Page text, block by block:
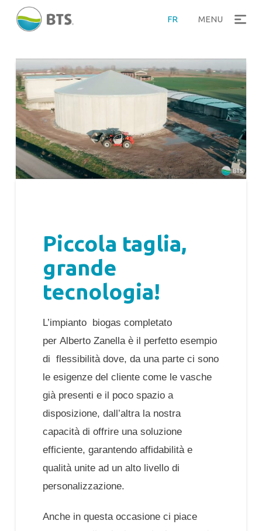
FR MENU
Piccola taglia,
grande
tecnologia!
L’impianto biogas completato
per Alberto Zanella è il perfetto esempio
di flessibilità dove, da una parte ci sono
le esigenze del cliente come le vasche
già presenti e il poco spazio a
disposizione, dall’altra la nostra
capacità di offrire una soluzione
efficiente, garantendo affidabilità e
qualità unite ad un alto livello di
personalizzazione.
Anche in questa occasione ci piace